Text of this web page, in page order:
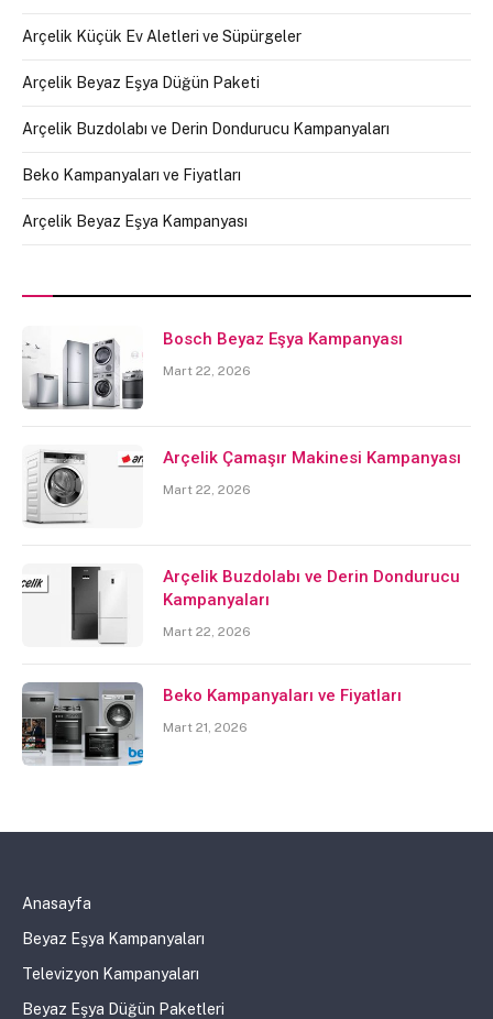
Arçelik Küçük Ev Aletleri ve Süpürgeler
Arçelik Beyaz Eşya Düğün Paketi
Arçelik Buzdolabı ve Derin Dondurucu Kampanyaları
Beko Kampanyaları ve Fiyatları
Arçelik Beyaz Eşya Kampanyası
Bosch Beyaz Eşya Kampanyası
Mart 22, 2026
Arçelik Çamaşır Makinesi Kampanyası
Mart 22, 2026
Arçelik Buzdolabı ve Derin Dondurucu
Kampanyaları
Mart 22, 2026
Beko Kampanyaları ve Fiyatları
Mart 21, 2026
Anasayfa
Beyaz Eşya Kampanyaları
Televizyon Kampanyaları
Beyaz Eşya Düğün Paketleri